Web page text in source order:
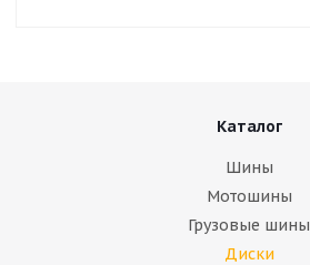
Каталог
Шины
Мотошины
Грузовые шины
Диски